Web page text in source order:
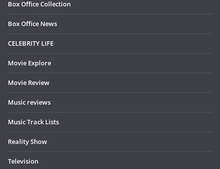
Box Office Collection
Box Office News
CELEBRITY LIFE
Movie Explore
Movie Review
Music reviews
Music Track Lists
Reality Show
Television